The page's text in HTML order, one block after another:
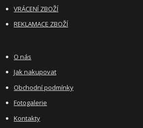
VRÁCENÍ ZBOŽÍ
REKLAMACE ZBOŽÍ
O nás
Jak nakupovat
Obchodní podmínky
Fotogalerie
Kontakty